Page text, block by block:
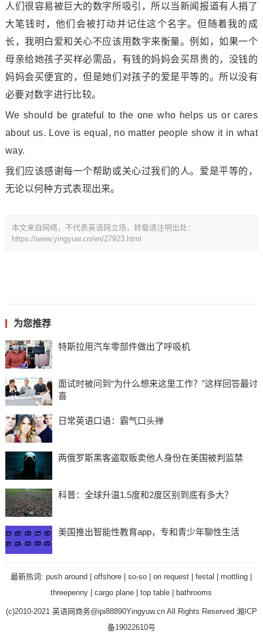
人们很容易被巨大的数字所吸引，所以当新闻报道有人捐了
大笔钱时，他们会被打动并记住这个名字。但随着我的成
长，我明白爱和关心不应该用数字来衡量。例如，如果一个
母亲给她孩子买样必需品，有钱的妈妈会买昂贵的，没钱的
妈妈会买便宜的，但是她们对孩子的爱是平等的。所以没有
必要对数字进行比较。
We should be grateful to the one who helps us or cares
about us. Love is equal, no matter people show it in what
way.
我们应该感谢每一个帮助或关心过我们的人。爱是平等的，
无论以何种方式表现出来。
本文来自网络，不代表英语网立场，转载请注明出处：
https://www.yingyuw.cn/en/27923.html
为您推荐
特斯拉用汽车零部件做出了呼吸机
面试时被问到“为什么想来这里工作？”这样回答最讨
喜
日常英语口语：霸气口头禅
两俄罗斯黑客盗取贩卖他人身份在美国被判监禁
科普：全球升温1.5度和2度区别到底有多大？
美国推出智能性教育app，专和青少年聊性生活
最新热词:push around |offshore |so-so |on request |festal |mottling |
threepenny |cargo plane |top table |bathrooms
(c)2010-2021 英语网商务@ipi88890Yingyuw.cn All Rights Reserved 湘ICP
备19022610号